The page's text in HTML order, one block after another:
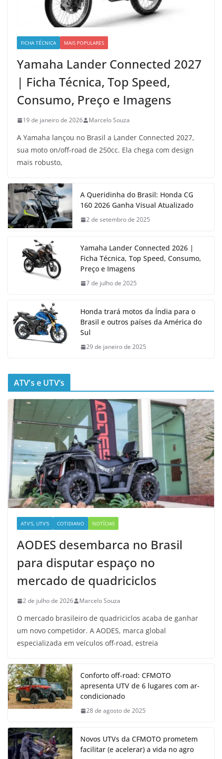
FICHA TÉCNICA MAIS POPULARES
Yamaha Lander Connected 2027
| Ficha Técnica, Top Speed,
Consumo, Preço e Imagens
19 de janeiro de 2026 Marcelo Souza
A Yamaha lançou no Brasil a Lander Connected 2027,
sua moto on/off-road de 250cc. Ela chega com design
mais robusto,
A Queridinha do Brasil: Honda CG
160 2026 Ganha Visual Atualizado
2 de setembro de 2025
Yamaha Lander Connected 2026 |
Ficha Técnica, Top Speed, Consumo,
Preço e Imagens
7 de julho de 2025
Honda trará motos da Índia para o
Brasil e outros países da América do
Sul
29 de janeiro de 2025
ATV’s e UTV’s
ATV'S, UTV'S COTIDIANO NOTÍCIAS
AODES desembarca no Brasil
para disputar espaço no
mercado de quadriciclos
2 de julho de 2026 Marcelo Souza
O mercado brasileiro de quadriciclos acaba de ganhar
um novo competidor. A AODES, marca global
especializada em veículos off-road, estreia
Conforto off-road: CFMOTO
apresenta UTV de 6 lugares com ar-
condicionado
28 de agosto de 2025
Novos UTVs da CFMOTO prometem
facilitar (e acelerar) a vida no agro